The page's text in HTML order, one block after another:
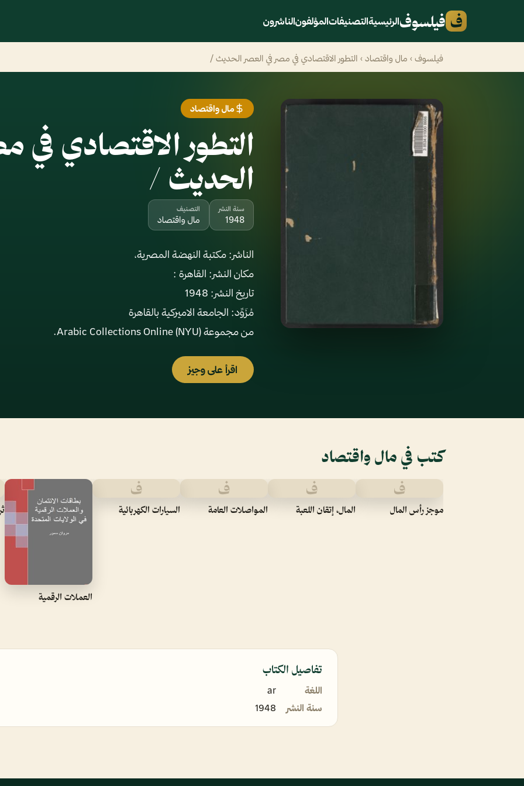
ف فيلسوفالرئيسيةالتصنيفاتالمؤلفونالناشرون
فيلسوف › مال واقتصاد › التطور الاقتصادي في مصر في العصر الحديث /‪
مال واقتصاد
التطور الاقتصادي في
الحديث /‪
سنة النشر
1948
التصنيف
مال واقتصاد
من مجموعة Arabic Collections Online (NYU).
اقرأ على وجيز
كتب في مال واقتصاد
ف
موجز رأس المال
ف
المال، إتقان اللعبة
ف
المواصلات العامة
ف
السيارات الكهربائية
العملات الرقمية
تفاصيل الكتاب
اللغة
ar
سنة النشر
1948